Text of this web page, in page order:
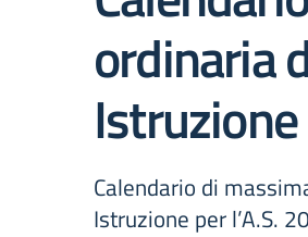
ordinaria
Calendario di
Istruzione per l’A.S.